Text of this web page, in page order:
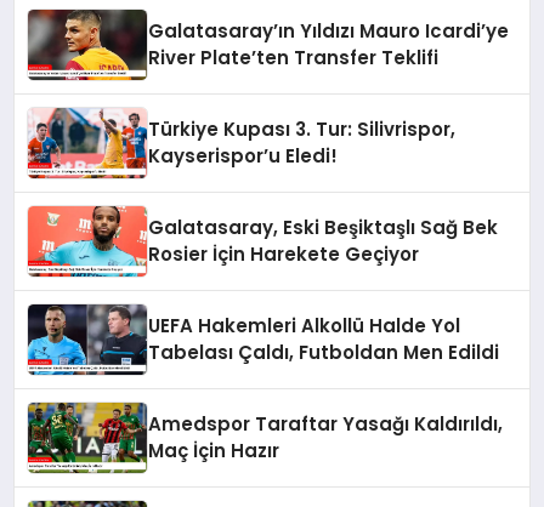
Galatasaray’ın Yıldızı Mauro Icardi’ye
River Plate’ten Transfer Teklifi
Türkiye Kupası 3. Tur: Silivrispor,
Kayserispor’u Eledi!
Galatasaray, Eski Beşiktaşlı Sağ Bek
Rosier İçin Harekete Geçiyor
UEFA Hakemleri Alkollü Halde Yol
Tabelası Çaldı, Futboldan Men Edildi
Amedspor Taraftar Yasağı Kaldırıldı,
Maç İçin Hazır